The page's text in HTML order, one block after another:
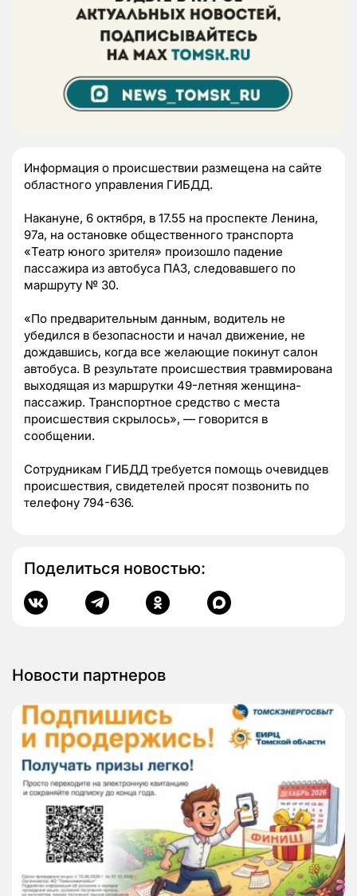
Информация о происшествии размещена на сайте
областного управления ГИБДД.
Накануне, 6 октября, в 17.55 на проспекте Ленина,
97а, на остановке общественного транспорта
«Театр юного зрителя» произошло падение
пассажира из автобуса ПАЗ, следовавшего по
маршруту № 30.
«По предварительным данным, водитель не
убедился в безопасности и начал движение, не
дождавшись, когда все желающие покинут салон
автобуса. В результате происшествия травмирована
выходящая из маршрутки 49-летняя женщина-
пассажир. Транспортное средство с места
происшествия скрылось», — говорится в
сообщении.
Сотрудникам ГИБДД требуется помощь очевидцев
происшествия, свидетелей просят позвонить по
телефону 794-636.
Поделиться новостью:
Новости партнеров